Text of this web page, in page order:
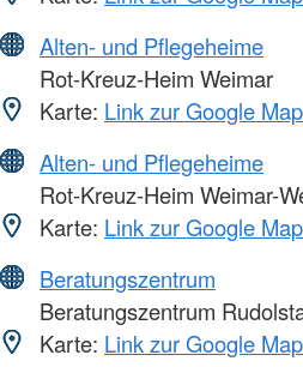
Alten- und Pflegeheime
Rot-Kreuz-Heim Weimar
Karte: Link zur Google
Alten- und Pflegeheime
Rot-Kreuz-Heim Weimar-
Karte: Link zur Google
Beratungszentrum
Beratungszentrum
Karte: Link zur Google